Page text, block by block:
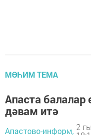
МӨҺИМ ТЕМА
Апаста балалар
дәвам итә
Апастово-информ, 2